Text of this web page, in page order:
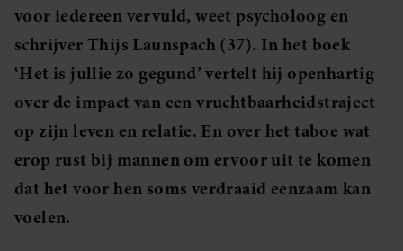
voor iedereen vervuld, weet psycholoog en
schrijver Thijs Launspach (37). In het boek
‘Het is jullie zo gegund’ vertelt hij openhartig
over de impact van een vruchtbaarheidstraject
op zijn leven en relatie. En over het taboe wat
erop rust bij mannen om ervoor uit te komen
dat het voor hen soms verdraaid eenzaam kan
voelen.